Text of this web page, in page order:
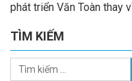
phát triển Văn Toàn thay
TÌM KIẾM